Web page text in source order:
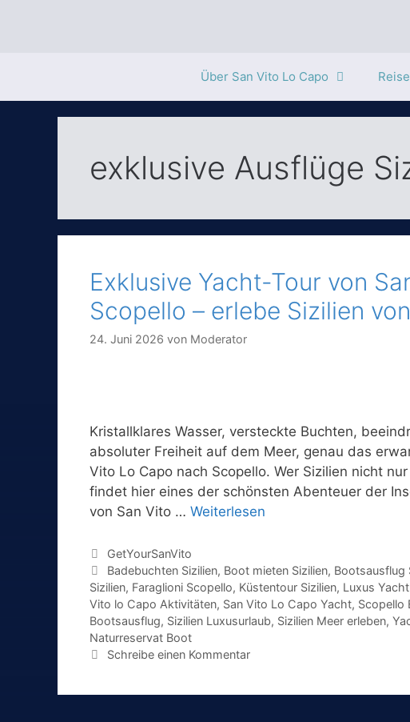
Über San Vito Lo Capo
exklusive Ausflüge
Exklusive Yacht-Tour von
Scopello – erlebe Sizilien
24. Juni 2026 von Moderator
Kristallklares Wasser, versteckte Buchten,
absoluter Freiheit auf dem Meer, genau das
Vito Lo Capo nach Scopello. Wer Sizilien nicht
findet hier eines der schönsten Abenteuer der
von San Vito … Weiterlesen
Kategorien
GetYourSanVito
Schlagwörter
Badebuchten Sizilien, Boot mieten Sizilien, Bootsausflug
Sizilien, Faraglioni Scopello, Küstentour Sizilien, Luxus
Vito lo Capo Aktivitäten, San Vito Lo Capo Yacht, Scopello
Bootsausflug, Sizilien Luxusurlaub, Sizilien Meer erleben,
Naturreservat Boot
Schreibe einen Kommentar